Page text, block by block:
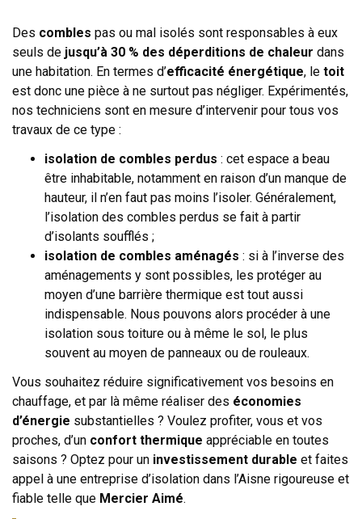
Des combles pas ou mal isolés sont responsables à eux
seuls de jusqu’à 30 % des déperditions de chaleur dans
une habitation. En termes d’efficacité énergétique, le toit
est donc une pièce à ne surtout pas négliger. Expérimentés,
nos techniciens sont en mesure d’intervenir pour tous vos
travaux de ce type :
isolation de combles perdus : cet espace a beau
être inhabitable, notamment en raison d’un manque de
hauteur, il n’en faut pas moins l’isoler. Généralement,
l’isolation des combles perdus se fait à partir
d’isolants soufflés ;
isolation de combles aménagés : si à l’inverse des
aménagements y sont possibles, les protéger au
moyen d’une barrière thermique est tout aussi
indispensable. Nous pouvons alors procéder à une
isolation sous toiture ou à même le sol, le plus
souvent au moyen de panneaux ou de rouleaux.
Vous souhaitez réduire significativement vos besoins en
chauffage, et par là même réaliser des économies
d’énergie substantielles ? Voulez profiter, vous et vos
proches, d’un confort thermique appréciable en toutes
saisons ? Optez pour un investissement durable et faites
appel à une entreprise d’isolation dans l’Aisne rigoureuse et
fiable telle que Mercier Aimé.